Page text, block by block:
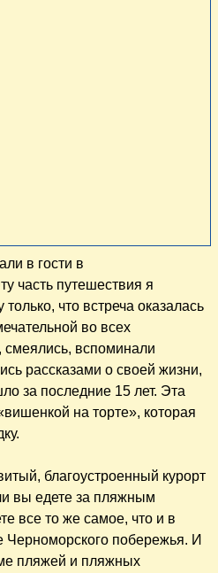
в гости в
часть путешествия я
что встреча оказалась
во всех
вспоминали
рассказами о своей жизни,
за последние 15 лет. Эта
на торте», которая
благоустроенный курорт
вы едете за пляжным
все то же самое, что и в
Черноморского побережья. И
пляжей и пляжных